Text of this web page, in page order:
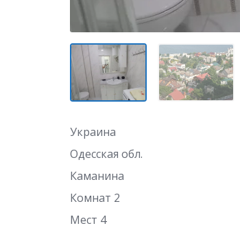
Украина
Одесская обл.
Каманина
Комнат 2
Мест 4